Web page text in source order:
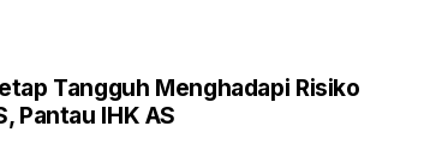
Tangguh Menghadapi Risiko
Pantau IHK AS